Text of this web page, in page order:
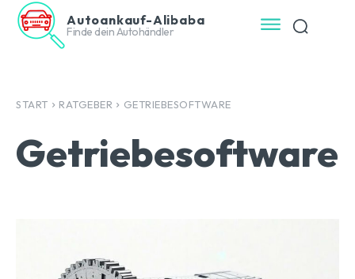
Autoankauf-Alibaba
Finde dein Autohändler
START RATGEBER GETRIEBESOFTWARE
Getriebesoftware